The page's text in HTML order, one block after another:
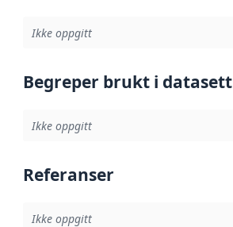
Ikke oppgitt
Begreper brukt i datasett
Ikke oppgitt
Referanser
Ikke oppgitt